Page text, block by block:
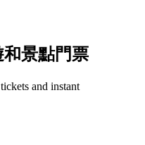
景點門票
and instant